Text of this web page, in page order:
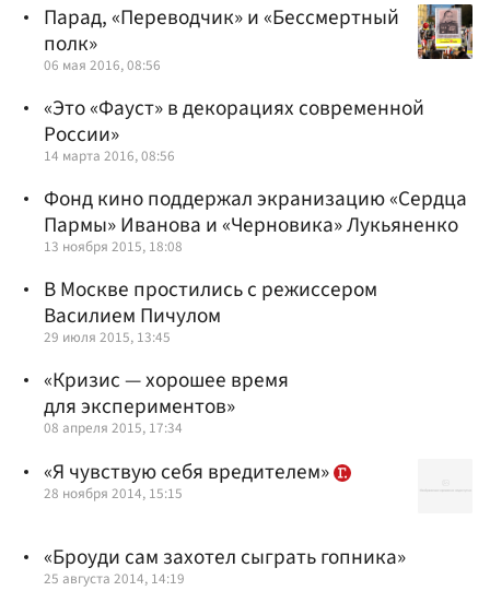
Парад, «Переводчик» и «Бессмертный
полк»
06 мая 2016, 08:56
«Это «Фауст» в декорациях современной
России»
14 марта 2016, 08:56
Фонд кино поддержал экранизацию «Сердца
Пармы» Иванова и «Черновика» Лукьяненко
13 ноября 2015, 18:08
В Москве простились с режиссером
Василием Пичулом
29 июля 2015, 13:45
«Кризис — хорошее время
для экспериментов»
08 апреля 2015, 17:34
«Я чувствую себя вредителем»
28 ноября 2014, 15:15
«Броуди сам захотел сыграть гопника»
25 августа 2014, 14:19